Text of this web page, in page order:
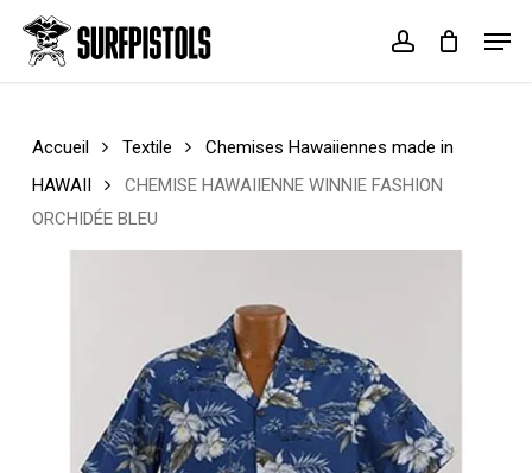
main
account
Cart Close
Accueil Textile
Chemises Hawaiiennes made in
HAWAII
CHEMISE HAWAIIENNE WINNIE FASHION
ORCHIDÉE BLEU